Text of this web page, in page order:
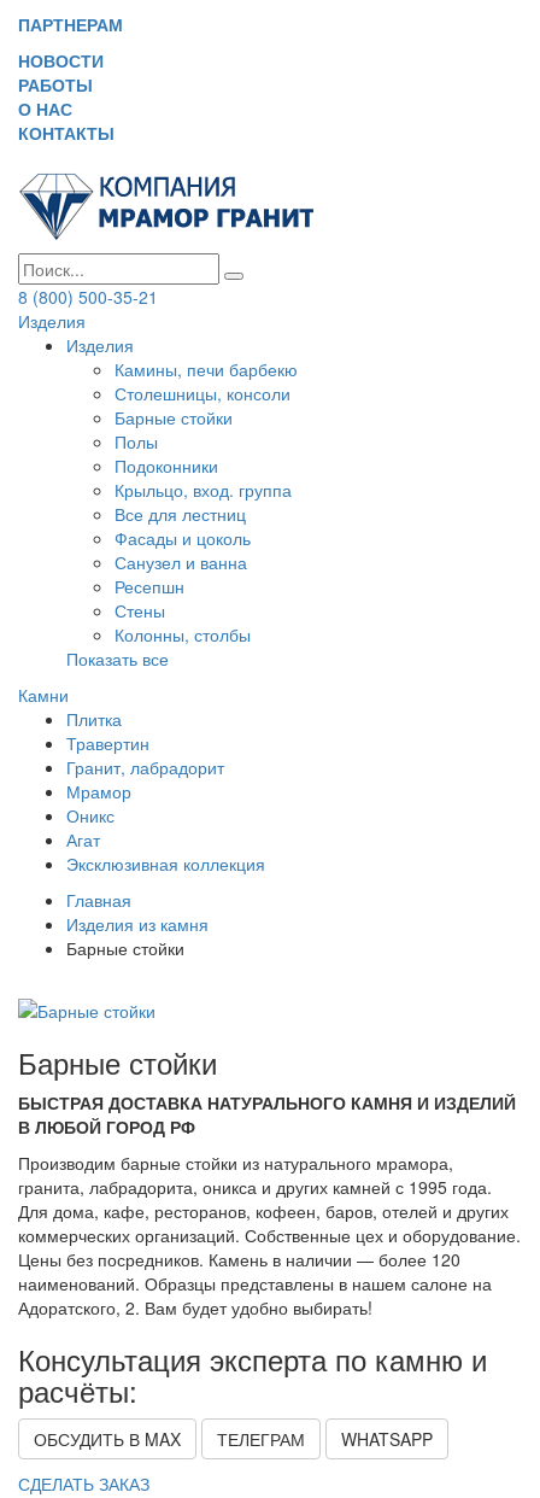
ПАРТНЕРАМ
НОВОСТИ
РАБОТЫ
О НАС
КОНТАКТЫ
8 (800) 500-35-21
Изделия
Изделия
Камины, печи барбекю
Столешницы, консоли
Барные стойки
Полы
Подоконники
Крыльцо, вход. группа
Все для лестниц
Фасады и цоколь
Санузел и ванна
Ресепшн
Стены
Колонны, столбы
Показать все
Камни
Плитка
Травертин
Гранит, лабрадорит
Мрамор
Оникс
Агат
Эксклюзивная коллекция
Главная
Изделия из камня
Барные стойки
Барные стойки
БЫСТРАЯ ДОСТАВКА НАТУРАЛЬНОГО КАМНЯ И ИЗДЕЛИЙ
В ЛЮБОЙ ГОРОД РФ
Производим барные стойки из натурального мрамора,
гранита, лабрадорита, оникса и других камней с 1995 года.
Для дома, кафе, ресторанов, кофеен, баров, отелей и других
коммерческих организаций. Собственные цех и оборудование.
Цены без посредников. Камень в наличии — более 120
наименований. Образцы представлены в нашем салоне на
Адоратского, 2. Вам будет удобно выбирать!
Консультация эксперта по камню и
расчёты:
ОБСУДИТЬ В MAX ТЕЛЕГРАМ
WHATSAPP
СДЕЛАТЬ ЗАКАЗ